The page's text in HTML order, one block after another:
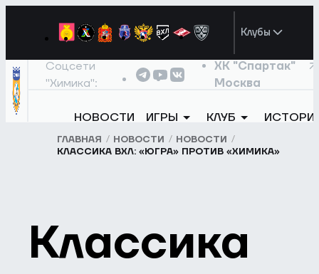
Клубы
Соцсети
"Химика":
ХК "Спартак"
Москва
НОВОСТИ ИГРЫ КЛУБ
ГЛАВНАЯ НОВОСТИ
НОВОСТИ
КЛАССИКА ВХЛ: «ЮГРА» ПРОТИВ «ХИМИКА»
Классика